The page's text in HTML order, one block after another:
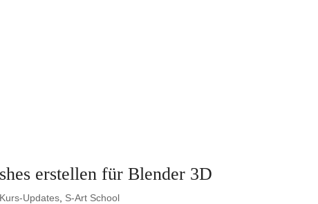
erstellen für Blender 3D
Kurs-Updates S-Art School